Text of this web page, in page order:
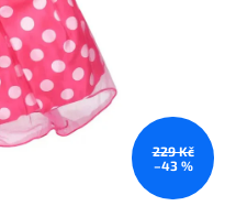
229 Kč
–43 %